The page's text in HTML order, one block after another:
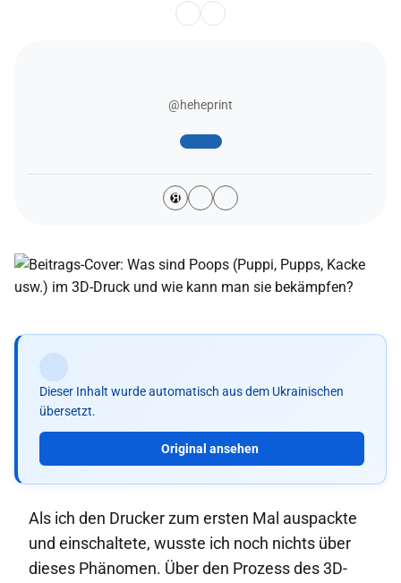
@heheprint
Я
Dieser Inhalt wurde automatisch aus dem Ukrainischen
übersetzt.
Original ansehen
Als ich den Drucker zum ersten Mal auspackte
und einschaltete, wusste ich noch nichts über
dieses Phänomen. Über den Prozess des 3D-